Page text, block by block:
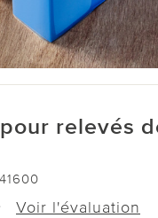
relevés
Voir l'évaluation